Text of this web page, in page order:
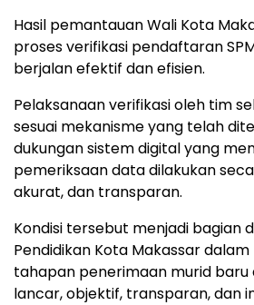
Hasil pemantauan Wali Kota
proses verifikasi pendaftaran
berjalan efektif dan efisien.
Pelaksanaan verifikasi oleh tim
sesuai mekanisme yang telah
dukungan sistem digital yang
pemeriksaan data dilakukan
akurat, dan transparan.
Kondisi tersebut menjadi bagian
Pendidikan Kota Makassar
tahapan penerimaan murid baru
lancar, objektif, transparan, dan